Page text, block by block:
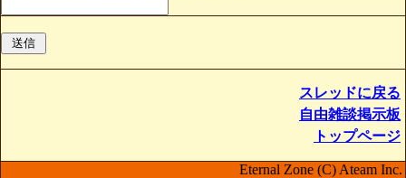
スレッドに戻る
自由雑談掲示板
トップページ
Eternal Zone (C) Ateam Inc.